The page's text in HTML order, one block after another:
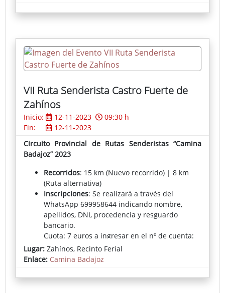
VII Ruta Senderista Castro Fuerte de
Zahínos
Inicio: 12-11-2023
09:30 h
Fin:
12-11-2023
Circuito Provincial de Rutas Senderistas “Camina
Badajoz” 2023
Recorridos: 15 km (Nuevo recorrido) | 8 km
(Ruta alternativa)
Inscripciones: Se realizará a través del
WhatsApp 699958644 indicando nombre,
apellidos, DNI, procedencia y resguardo
bancario.
Cuota: 7 euros a ingresar en el nº de cuenta:
Caja Almendralejo ES25 3001 0024 3724
10001215.
obligatoriamente al número de WhatsApp en
Lugar: Zahínos, Recinto Ferial
Enlace: Camina Badajoz